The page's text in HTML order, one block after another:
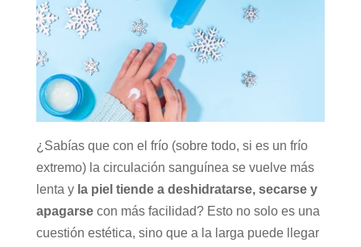
¿Sabías que con el frío (sobre todo, si es un frío
extremo) la circulación sanguínea se vuelve más
lenta y la piel tiende a deshidratarse, secarse y
apagarse con más facilidad? Esto no solo es una
cuestión estética, sino que a la larga puede llegar